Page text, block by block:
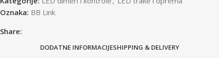
Oznaka: BB Link
Share:
DODATNE INFORMACIJESHIPPING & DELIVERY